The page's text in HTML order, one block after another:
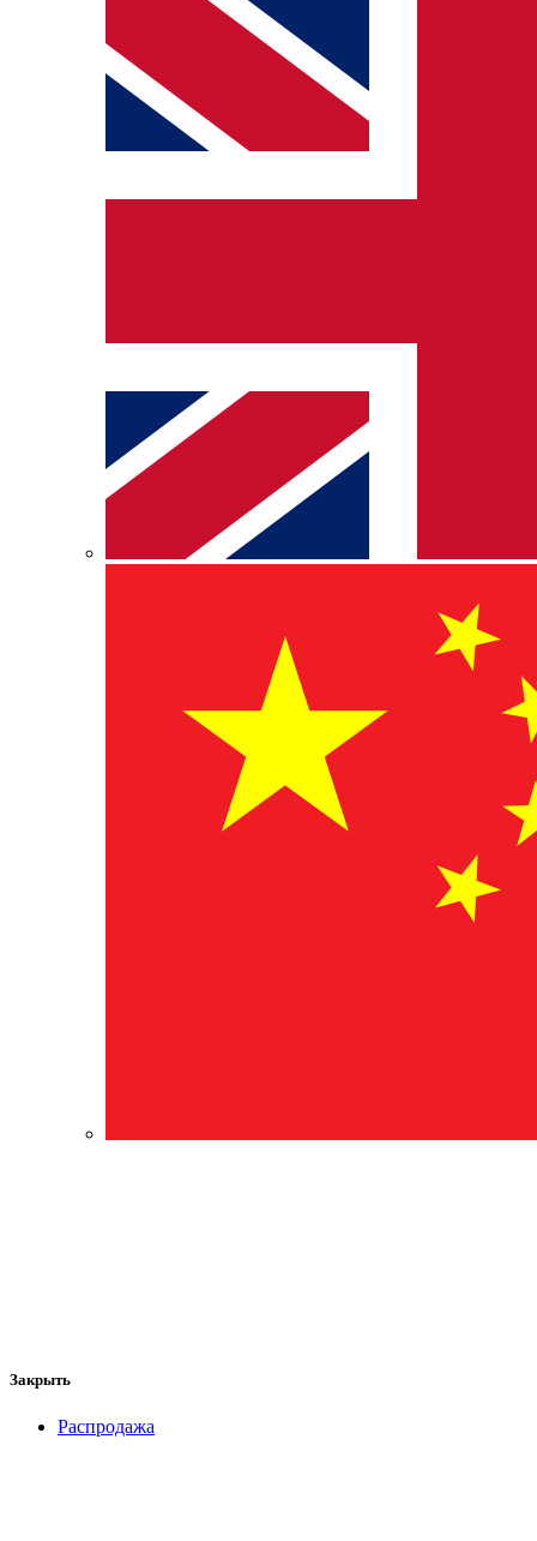
Закрыть
Распродажа